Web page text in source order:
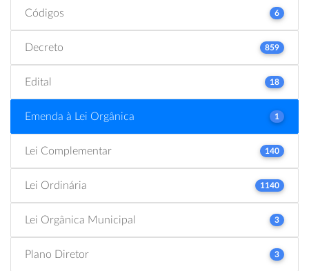
Códigos 6
Decreto 859
Edital 18
Emenda à Lei Orgânica 1
Lei Complementar 140
Lei Ordinária 1140
Lei Orgânica Municipal 3
Plano Diretor 3